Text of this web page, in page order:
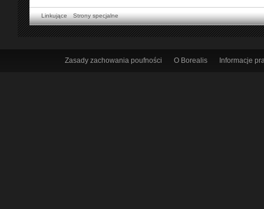
Linkujące Strony specjalne
Zasady zachowania poufności O Borealis Informacje